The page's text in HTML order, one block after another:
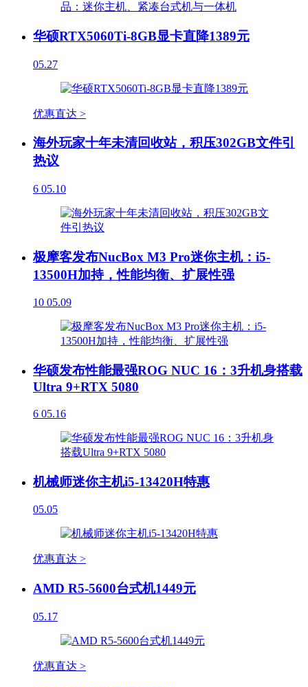
华硕RTX5060Ti-8GB显卡直降1389元
05.27
优惠直达 >
海外玩家十年未清回收站，积压302GB文件引
热议
6 05.10
极摩客发布NucBox M3 Pro迷你主机：i5-
13500H加持，性能均衡、扩展性强
10 05.09
华硕发布性能最强ROG NUC 16：3升机身搭载
Ultra 9+RTX 5080
6 05.16
机械师迷你主机i5-13420H特惠
05.05
优惠直达 >
AMD R5-5600台式机1449元
05.17
优惠直达 >